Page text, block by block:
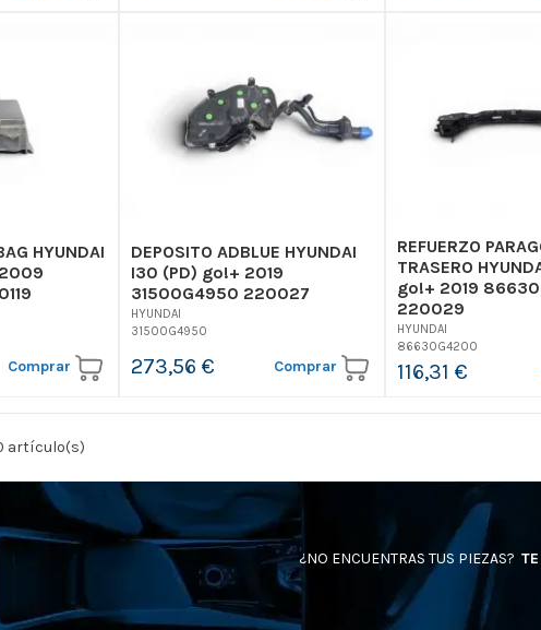
HYUNDAI
Comprar
DEPOSITO ADBLUE HYUNDAI
I30 (PD) go!+ 2019
31500G4950 220027
HYUNDAI
31500G4950
273,56 € Comprar
REFUERZO
TRASERO
go!+ 2019
220029
HYUNDAI
86630G4200
116,31 €
artículo(s)
¿NO ENCUENTRAS TUS PIEZAS?